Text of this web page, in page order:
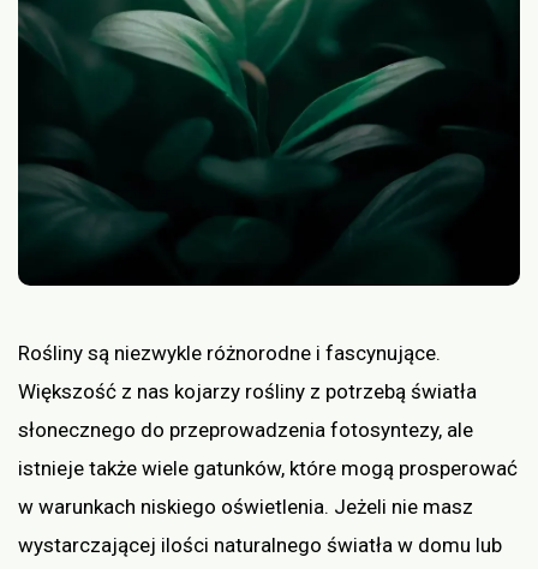
Rośliny są niezwykle różnorodne i fascynujące.
Większość z nas kojarzy rośliny z potrzebą światła
słonecznego do przeprowadzenia fotosyntezy, ale
istnieje także wiele gatunków, które mogą prosperować
w warunkach niskiego oświetlenia. Jeżeli nie masz
wystarczającej ilości naturalnego światła w domu lub